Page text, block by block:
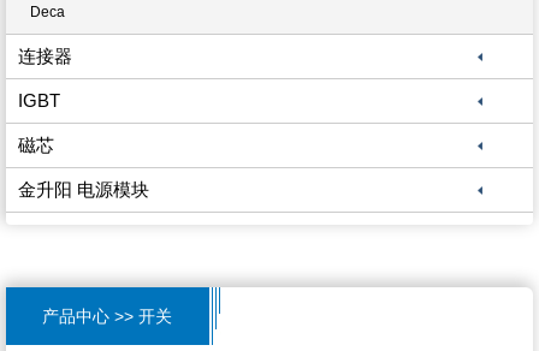
Deca
连接器
IGBT
磁芯
金升阳 电源模块
产品中心 >> 开关